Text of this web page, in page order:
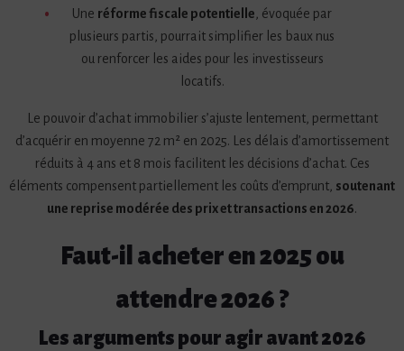
Une réforme fiscale potentielle , évoquée par
plusieurs partis, pourrait simplifier les baux nus
ou renforcer les aides pour les investisseurs
locatifs.
Le pouvoir d’achat immobilier s’ajuste lentement, permettant
d’acquérir en moyenne 72 m² en 2025. Les délais d’amortissement
réduits à 4 ans et 8 mois facilitent les décisions d’achat. Ces
éléments compensent partiellement les coûts d’emprunt, soutenant
une reprise modérée des prix et transactions en 2026.
Faut-il acheter en 2025 ou
attendre 2026 ?
Les arguments pour agir avant 2026